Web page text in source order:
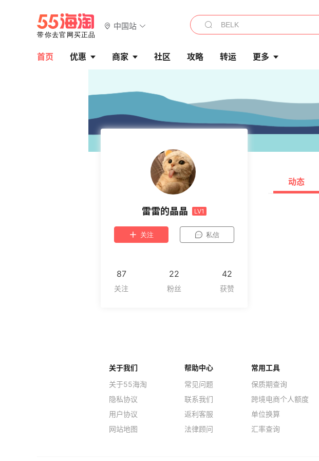
中国站
首页 优惠 商家 社区 攻略 转运 更多
雷雷的晶晶 LV1
关注 私信
87 22 42
动态
关于我们
关于55海淘
隐私协议
用户协议
网站地图
帮助中心
常见问题
联系我们
返利客服
法律顾问
常用工具
保质期查询
跨境电商个人额度
单位换算
汇率查询